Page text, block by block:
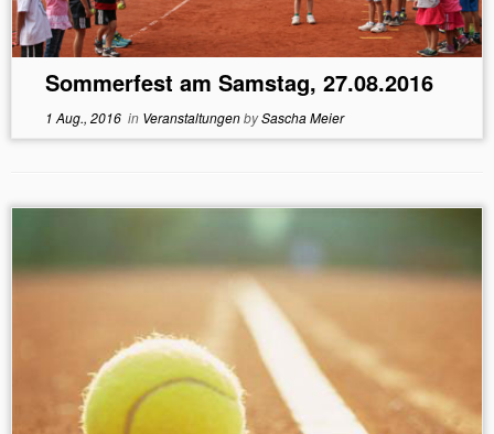
Sommerfest am Samstag, 27.08.2016
1 Aug., 2016in VeranstaltungenbySascha Meier